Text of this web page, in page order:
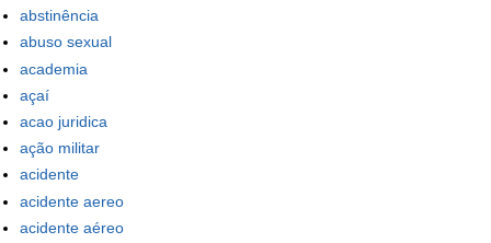
abstinência
abuso sexual
academia
açaí
acao juridica
ação militar
acidente
acidente aereo
acidente aéreo